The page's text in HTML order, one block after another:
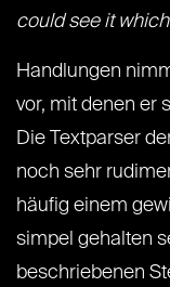
could see it
Handlungen
vor, mit denen er
Die Textparser
noch sehr
häufig einem
simpel gehalten
beschriebenen